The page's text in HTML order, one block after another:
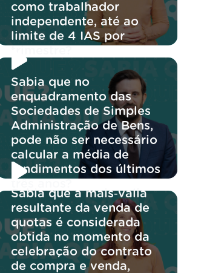
como trabalhador
independente, até ao
limite de 4 IAS por
Sabia que no
enquadramento das
Sociedades de Simples
Administração de Bens,
pode não ser necessário
calcular a média de
rendimentos dos últimos
Sabia que a mais‑valia
resultante da venda de
quotas é considerada
obtida no momento da
celebração do contrato
de compra e venda,